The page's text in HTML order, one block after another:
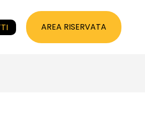
AREA RISERVATA